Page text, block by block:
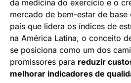
da medicina do exercício e o
mercado de bem-estar de base
país que lidera os índices de
na América Latina, o conceito
se posiciona como um dos
promissores para reduzir
melhorar indicadores de